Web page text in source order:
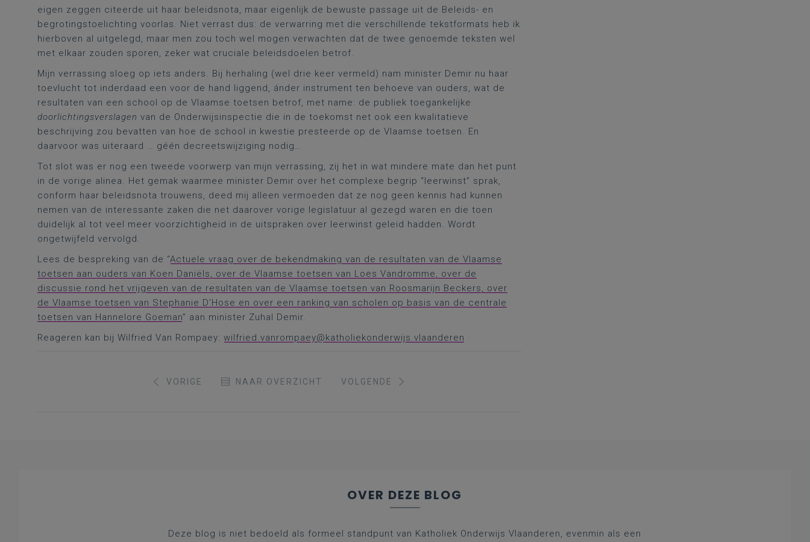
eigen zeggen citeerde uit haar beleidsnota, maar eigenlijk de bewuste passage uit de Beleids- en
begrotingstoelichting voorlas. Niet verrast dus: de verwarring met die verschillende tekstformats heb ik
hierboven al uitgelegd, maar men zou toch wel mogen verwachten dat de twee genoemde teksten wel
met elkaar zouden sporen, zeker wat cruciale beleidsdoelen betrof.
Mijn verrassing sloeg op iets anders. Bij herhaling (wel drie keer vermeld) nam minister Demir nu haar
toevlucht tot inderdaad een voor de hand liggend, ánder instrument ten behoeve van ouders, wat de
resultaten van een school op de Vlaamse toetsen betrof, met name: de publiek toegankelijke
doorlichtingsverslagen van de Onderwijsinspectie die in de toekomst net ook een kwalitatieve
beschrijving zou bevatten van hoe de school in kwestie presteerde op de Vlaamse toetsen. En
daarvoor was uiteraard … géén decreetswijziging nodig…
Tot slot was er nog een tweede voorwerp van mijn verrassing, zij het in wat mindere mate dan het punt
in de vorige alinea. Het gemak waarmee minister Demir over het complexe begrip “leerwinst” sprak,
conform haar beleidsnota trouwens, deed mij alleen vermoeden dat ze nog geen kennis had kunnen
nemen van de interessante zaken die net daarover vorige legislatuur al gezegd waren en die toen
duidelijk al tot veel meer voorzichtigheid in de uitspraken over leerwinst geleid hadden. Wordt
ongetwijfeld vervolgd.
Lees de bespreking van de “Actuele vraag over de bekendmaking van de resultaten van de Vlaamse
toetsen aan ouders van Koen Daniëls, over de Vlaamse toetsen van Loes Vandromme, over de
discussie rond het vrijgeven van de resultaten van de Vlaamse toetsen van Roosmarijn Beckers, over
de Vlaamse toetsen van Stephanie D'Hose en over een ranking van scholen op basis van de centrale
toetsen van Hannelore Goeman” aan minister Zuhal Demir.
Reageren kan bij Wilfried Van Rompaey: wilfried.vanrompaey@katholiekonderwijs.vlaanderen
VORIGE NAAR OVERZICHT VOLGENDE
OVER DEZE BLOG
Deze blog is niet bedoeld als formeel standpunt van Katholiek Onderwijs Vlaanderen, evenmin als een